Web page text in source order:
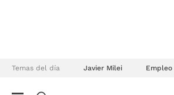
Temas del día Javier Milei Empleo